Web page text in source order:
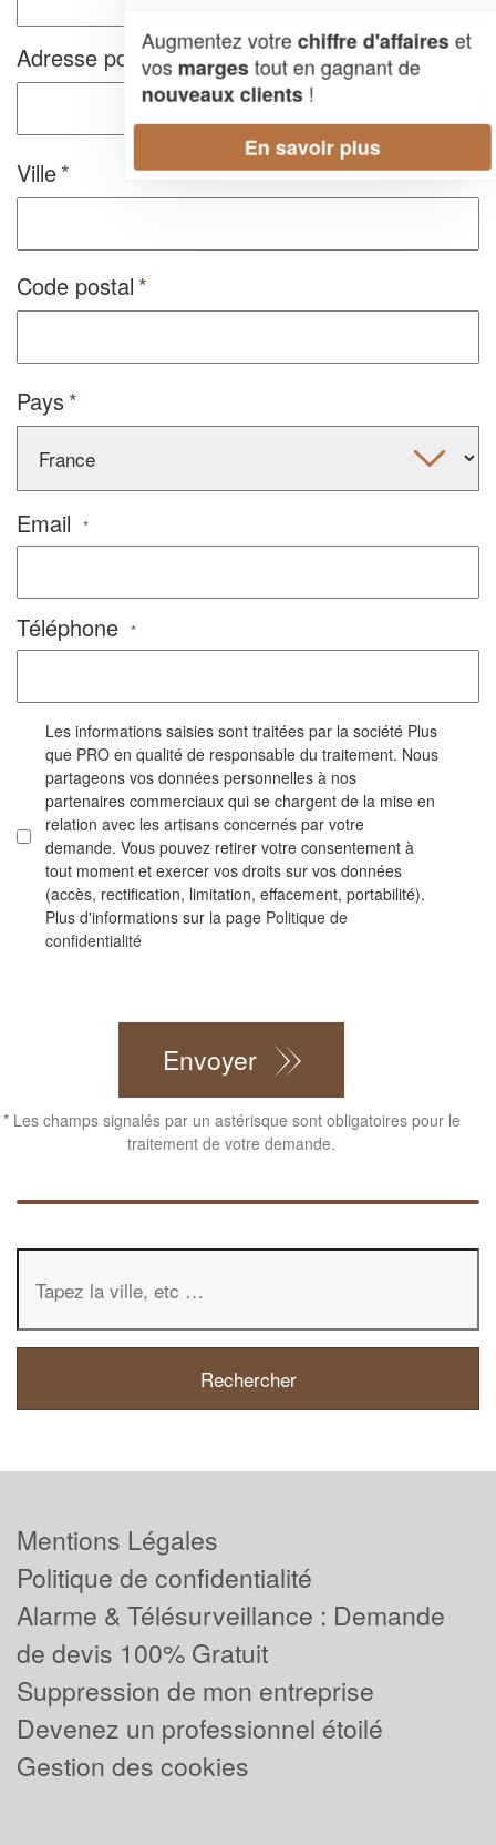
Adresse postale
Ville
Code postal
Pays
Email *
Téléphone *
Les informations saisies sont traitées par la société Plus
que PRO en qualité de responsable du traitement. Nous
partageons vos données personnelles à nos
partenaires commerciaux qui se chargent de la mise en
relation avec les artisans concernés par votre
demande. Vous pouvez retirer votre consentement à
tout moment et exercer vos droits sur vos données
(accès, rectification, limitation, effacement, portabilité).
Plus d'informations sur la page Politique de
confidentialité
Envoyer
*Les champs signalés par un astérisque sont obligatoires pour le
traitement de votre demande.
Augmentez votrechiffre d'affaireset
vos margestout en gagnant de
nouveaux clients!
En savoir plus
Mentions Légales
Politique de confidentialité
Alarme & Télésurveillance : Demande
de devis 100% Gratuit
Suppression de mon entreprise
Devenez un professionnel étoilé
Gestion des cookies